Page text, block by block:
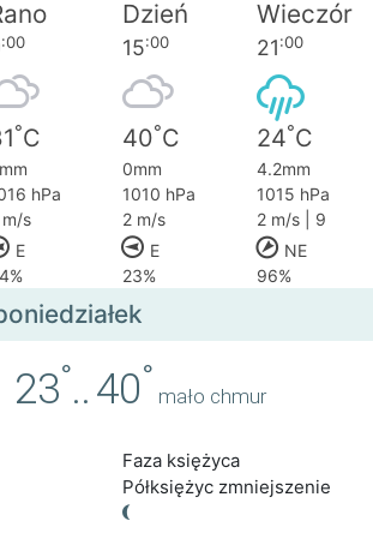
Dzień Wieczór
:00 15:00 21:00
°C 40°C 24°C
0mm
4.2mm
hPa 1010 hPa
1015 hPa
m/s 2 m/s
2 m/s | 9
E E
NE
23% 96%
23°..40°
mało chmur
Faza księżyca
Półksiężyc zmniejszenie